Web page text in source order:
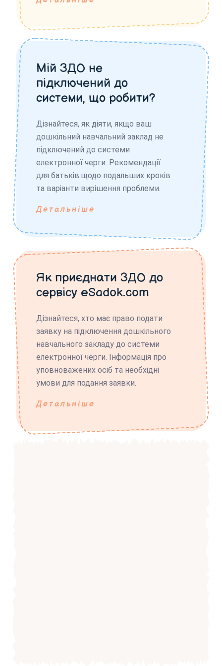
Мій ЗДО не
підключений до
системи, що робити?
Дізнайтеся, як діяти, якщо ваш
дошкільний навчальний заклад не
підключений до системи
електронної черги. Рекомендації
для батьків щодо подальших кроків
та варіанти вирішення проблеми.
Детальніше
Як приєднати ЗДО до
сервісу eSadok.com
Дізнайтеся, хто має право подати
заявку на підключення дошкільного
навчального закладу до системи
електронної черги. Інформація про
уповноважених осіб та необхідні
умови для подання заявки.
Детальніше